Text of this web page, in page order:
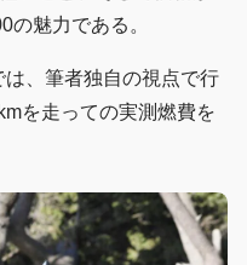
魅力である。
、筆者独自の視点で行
を走っての実測燃費を